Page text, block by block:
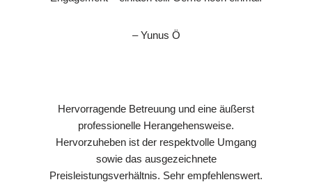
– Yunus Ö
Hervorragende Betreuung und eine äußerst
professionelle Herangehensweise.
Hervorzuheben ist der respektvolle Umgang
sowie das ausgezeichnete
Preisleistungsverhältnis. Sehr empfehlenswert.